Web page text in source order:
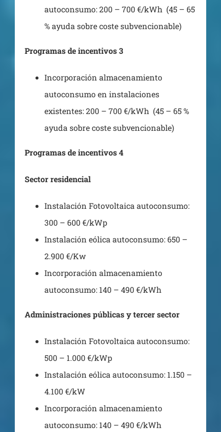
autoconsumo: 200 – 700 €/kWh (45 – 65
% ayuda sobre coste subvencionable)
Programas de incentivos 3
Incorporación almacenamiento
autoconsumo en instalaciones
existentes: 200 – 700 €/kWh (45 – 65 %
ayuda sobre coste subvencionable)
Programas de incentivos 4
Sector residencial
Instalación Fotovoltaica autoconsumo:
300 – 600 €/kWp
Instalación eólica autoconsumo: 650 –
2.900 €/Kw
Incorporación almacenamiento
autoconsumo: 140 – 490 €/kWh
Administraciones públicas y tercer sector
Instalación Fotovoltaica autoconsumo:
500 – 1.000 €/kWp
Instalación eólica autoconsumo: 1.150 –
4.100 €/kW
Incorporación almacenamiento
autoconsumo: 140 – 490 €/kWh